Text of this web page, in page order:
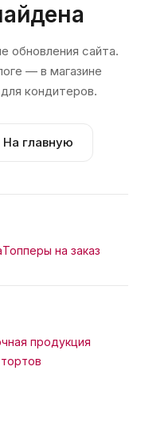
обновления сайта.
— в магазине
кондитеров.
На главную
Топперы на заказ
продукция